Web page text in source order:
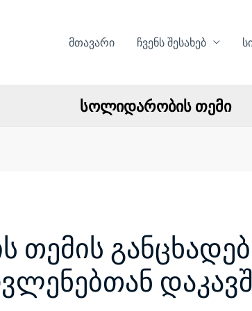
მთავარი ჩვენს შესახებ
სოლიდარობის თემი